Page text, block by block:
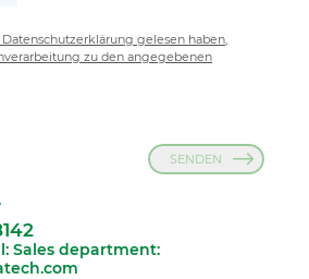
gelesen haben,
zu den angegebenen
SENDEN
Sales department: